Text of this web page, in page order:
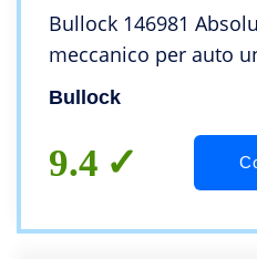
Bullock 146981
meccanico per auto
Bullock
9.4